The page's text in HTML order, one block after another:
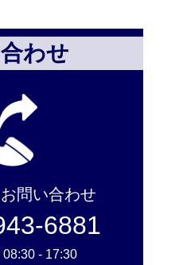
わせ
問い合わせ
6881
08:30 - 17:30